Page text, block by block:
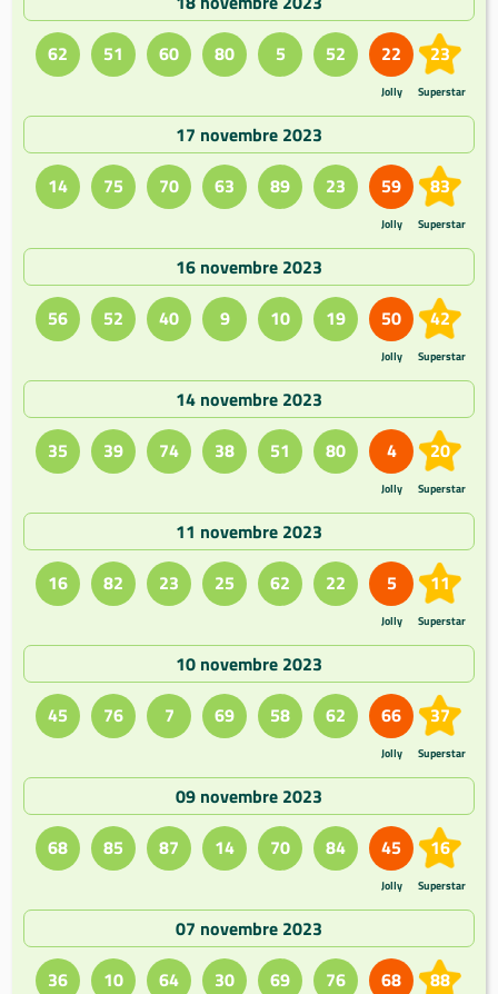
62
51 60 80 5 52 22
Jolly
23
Superstar
17 novembre 2023
14
75 70 63 89 23 59
Jolly
83
Superstar
16 novembre 2023
56
52 40 9 10 19 50
Jolly
42
Superstar
14 novembre 2023
35
39 74 38 51 80 4
Jolly
20
Superstar
11 novembre 2023
16
82 23 25 62 22 5
Jolly
11
Superstar
10 novembre 2023
45
76 7 69 58 62 66
Jolly
37
Superstar
09 novembre 2023
68
85 87 14 70 84 45
Jolly
16
Superstar
07 novembre 2023
36
10 64 30 69 76 68 88